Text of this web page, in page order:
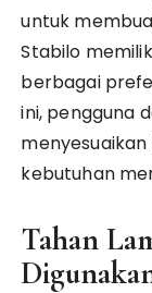
untuk
Stabilo
berbagai
ini, pengguna
menyesuaikan
kebutuhan
Tahan